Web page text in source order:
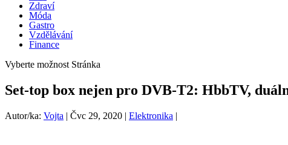
Zdraví
Móda
Gastro
Vzdělávání
Finance
Vyberte možnost Stránka
Set-top box nejen pro DVB-T2: HbbTV,
Autor/ka: Vojta | Čvc 29, 2020 | Elektronika |